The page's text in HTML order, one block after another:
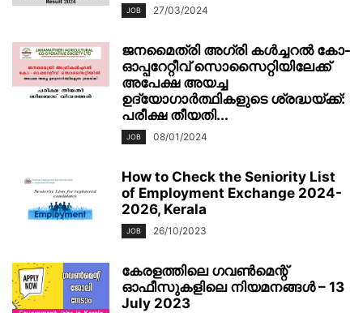
JOB 27/03/2024
ജനമൈത്രി അഗ്രി കള്‍ച്ചറല്‍ കോ-
ഓപ്പറേറ്റീവ്‌ സൊസൈറ്റിയിലേക്ക്
അപേക്ഷ അയച്ച
ഉദ്യോഗാർത്ഥികളുടെ ശ്രദ്ധയ്ക്ക്:
പരീക്ഷ തീയതി...
JOB 08/01/2024
How to Check the Seniority List
of Employment Exchange 2024-
2026, Kerala
JOB 26/10/2023
കേരളത്തിലെ ഗവൺമെന്റ്
ഓഫീസുകളിലെ നിയമനങ്ങൾ – 13
July 2023